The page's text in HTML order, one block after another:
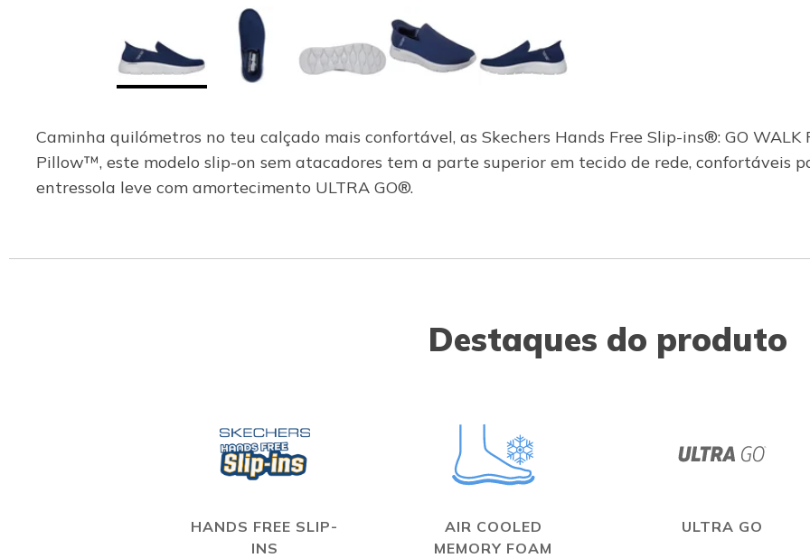
Caminha quilómetros no teu calçado mais confortável, as Skechers Hands Free Slip-ins®: GO
Pillow™, este modelo slip-on sem atacadores tem a parte superior em tecido de rede, confortáveis
entressola leve com amortecimento ULTRA GO®.
Destaques do produto
HANDS FREE SLIP-
INS
AIR COOLED
MEMORY FOAM
ULTRA GO